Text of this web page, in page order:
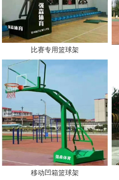
比赛专用篮球架
移动凹箱篮球架